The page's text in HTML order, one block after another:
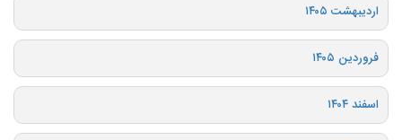
اردیبهشت ۱۴۰۵
فروردین ۱۴۰۵
اسفند ۱۴۰۴